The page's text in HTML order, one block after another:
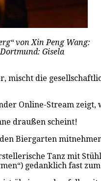
von Xin Peng Wang:
Gisela
die
Online-Stream zeigt,
draußen scheint!
Biergarten
Tanz mit
gedanklich fast